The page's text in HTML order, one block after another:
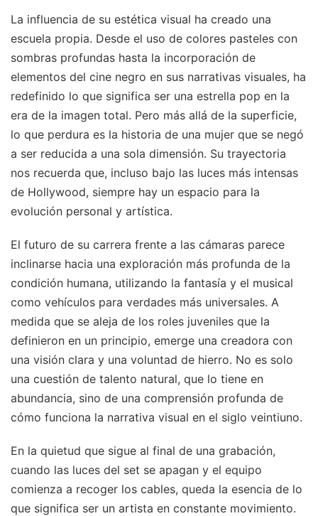
La influencia de su estética visual ha creado una
escuela propia. Desde el uso de colores pasteles con
sombras profundas hasta la incorporación de
elementos del cine negro en sus narrativas visuales, ha
redefinido lo que significa ser una estrella pop en la
era de la imagen total. Pero más allá de la superficie,
lo que perdura es la historia de una mujer que se negó
a ser reducida a una sola dimensión. Su trayectoria
nos recuerda que, incluso bajo las luces más intensas
de Hollywood, siempre hay un espacio para la
evolución personal y artística.
El futuro de su carrera frente a las cámaras parece
inclinarse hacia una exploración más profunda de la
condición humana, utilizando la fantasía y el musical
como vehículos para verdades más universales. A
medida que se aleja de los roles juveniles que la
definieron en un principio, emerge una creadora con
una visión clara y una voluntad de hierro. No es solo
una cuestión de talento natural, que lo tiene en
abundancia, sino de una comprensión profunda de
cómo funciona la narrativa visual en el siglo veintiuno.
En la quietud que sigue al final de una grabación,
cuando las luces del set se apagan y el equipo
comienza a recoger los cables, queda la esencia de lo
que significa ser un artista en constante movimiento.